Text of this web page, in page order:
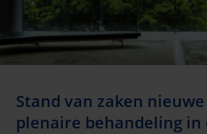
Stand van zaken
plenaire behandeling in